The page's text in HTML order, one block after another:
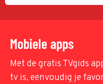
Mobiele apps
Met de gratis TVgids
tv is, eenvoudig je